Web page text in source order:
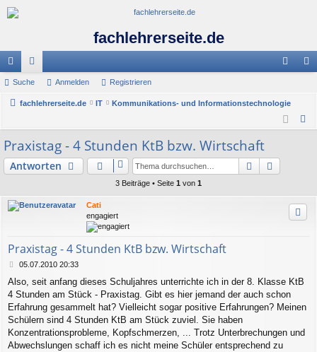
fachlehrerseite.de
ch
ne
ug
riff
or
en m
el rie
Suche Anmelden Registrieren
fachlehrerseite.de IT
Kommunikations- und Informationstechnologie
Praxistag - 4 Stunden KtB bzw. Wirtschaft
Antworten Suche
3 Beiträge • Seite 1 von 1
Cati
engagiert
Praxistag - 4 Stunden KtB bzw. Wirtschaft
B
i
t
r
a
05.07.2010 20:33
Also, seit anfang dieses Schuljahres unterrichte ich in der 8. Klasse KtB
4 Stunden am Stück - Praxistag. Gibt es hier jemand der auch schon
Erfahrung gesammelt hat? Vielleicht sogar positive Erfahrungen? Meinen
Schülern sind 4 Stunden KtB am Stück zuviel. Sie haben
Konzentrationsprobleme, Kopfschmerzen, ... Trotz Unterbrechungen und
Abwechslungen schaff ich es nicht meine Schüler entsprechend zu